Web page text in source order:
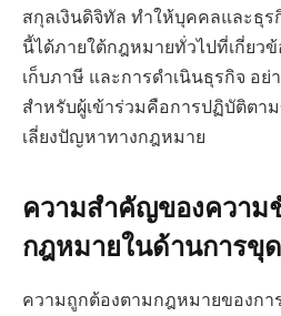
สกุลเงินดิจิทัล ทำให้บุคคลและธุร
นี้ได้ภายใต้กฎหมายทั่วไปที่เกี่ยว
เก็บภาษี และการดำเนินธุรกิจ อ
สำหรับผู้เข้าร่วมคือการปฏิบัติต
เลี่ยงปัญหาทางกฎหมาย
ความสำคัญของความ
กฎหมายในด้านการขุ
ความถูกต้องตามกฎหมายของกา